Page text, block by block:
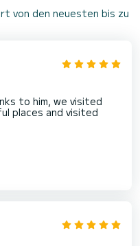
von den neuesten bis zu
to him, we visited
places and visited